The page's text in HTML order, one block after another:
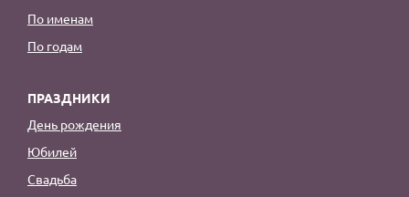
По именам
По годам
ПРАЗДНИКИ
День рождения
Юбилей
Свадьба